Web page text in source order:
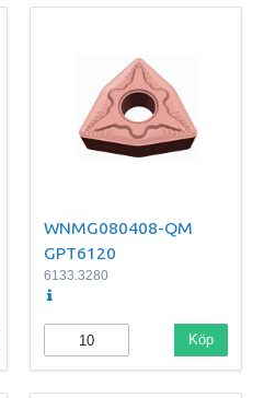
WNMG080408-QM
GPT6120
6133.3280
Köp